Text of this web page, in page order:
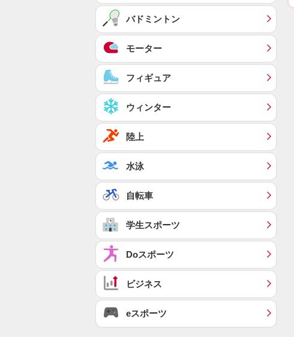
バドミントン
モーター
フィギュア
ウィンター
陸上
水泳
自転車
学生スポーツ
Doスポーツ
ビジネス
eスポーツ